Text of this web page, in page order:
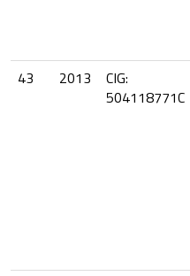
43
2013
CIG:
504118771C